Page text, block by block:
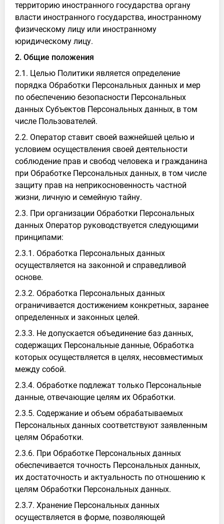
территорию иностранного государства органу
власти иностранного государства, иностранному
физическому лицу или иностранному
юридическому лицу.
2. Общие положения
2.1. Целью Политики является определение
порядка Обработки Персональных данных и мер
по обеспечению безопасности Персональных
данных Субъектов Персональных данных, в том
числе Пользователей.
2.2. Оператор ставит своей важнейшей целью и
условием осуществления своей деятельности
соблюдение прав и свобод человека и гражданина
при Обработке Персональных данных, в том числе
защиту прав на неприкосновенность частной
жизни, личную и семейную тайну.
2.3. При организации Обработки Персональных
данных Оператор руководствуется следующими
принципами:
2.3.1. Обработка Персональных данных
осуществляется на законной и справедливой
основе.
2.3.2. Обработка Персональных данных
ограничивается достижением конкретных, заранее
определенных и законных целей.
2.3.3. Не допускается объединение баз данных,
содержащих Персональные данные, Обработка
которых осуществляется в целях, несовместимых
между собой.
2.3.4. Обработке подлежат только Персональные
данные, отвечающие целям их Обработки.
2.3.5. Содержание и объем обрабатываемых
Персональных данных соответствуют заявленным
целям Обработки.
2.3.6. При Обработке Персональных данных
обеспечивается точность Персональных данных,
их достаточность и актуальность по отношению к
целям Обработки Персональных данных.
2.3.7. Хранение Персональных данных
осуществляется в форме, позволяющей